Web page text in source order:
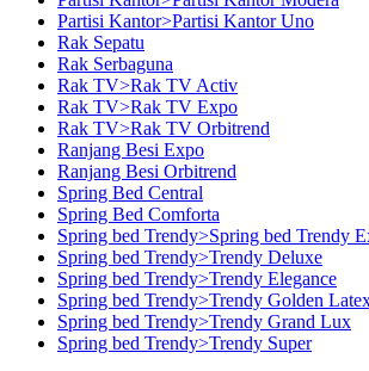
Partisi Kantor>Partisi Kantor Uno
Rak Sepatu
Rak Serbaguna
Rak TV>Rak TV Activ
Rak TV>Rak TV Expo
Rak TV>Rak TV Orbitrend
Ranjang Besi Expo
Ranjang Besi Orbitrend
Spring Bed Central
Spring Bed Comforta
Spring bed Trendy>Spring bed Trendy
Spring bed Trendy>Trendy Deluxe
Spring bed Trendy>Trendy Elegance
Spring bed Trendy>Trendy Golden
Spring bed Trendy>Trendy Grand Lux
Spring bed Trendy>Trendy Super